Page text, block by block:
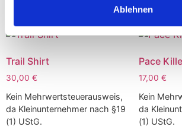
Ablehnen
Ähnliche Produkte
Trail Shirt
30,00 €
Kein Mehrwertsteuerausweis,
da Kleinunternehmer nach §19
(1) UStG.
Pace
17,00 €
Kein
da
(1) UStG.